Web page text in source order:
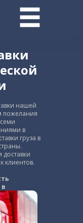
нашей
пожелания
в
груза в
доставки
клиентов.